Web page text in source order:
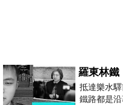
羅東林鐵
抵達樂水
鐵路都是